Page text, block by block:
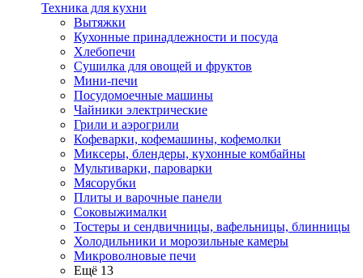
Техника для кухни
Вытяжки
Кухонные принадлежности и посуда
Хлебопечи
Сушилка для овощей и фруктов
Мини-печи
Посудомоечные машины
Чайники электрические
Грили и аэрогрили
Кофеварки, кофемашины, кофемолки
Миксеры, блендеры, кухонные комбайны
Мультиварки, пароварки
Мясорубки
Плиты и варочные панели
Соковыжималки
Тостеры и сендвичницы, вафельницы, блинницы
Холодильники и морозильные камеры
Микроволновые печи
Ещё 13